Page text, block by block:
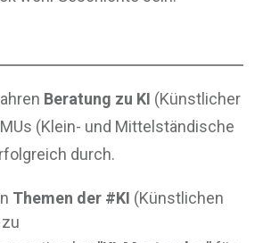
Beratung zu KI (Künstlicher
(Klein- und Mittelständische
durch.
Themen der #KI (Künstlichen